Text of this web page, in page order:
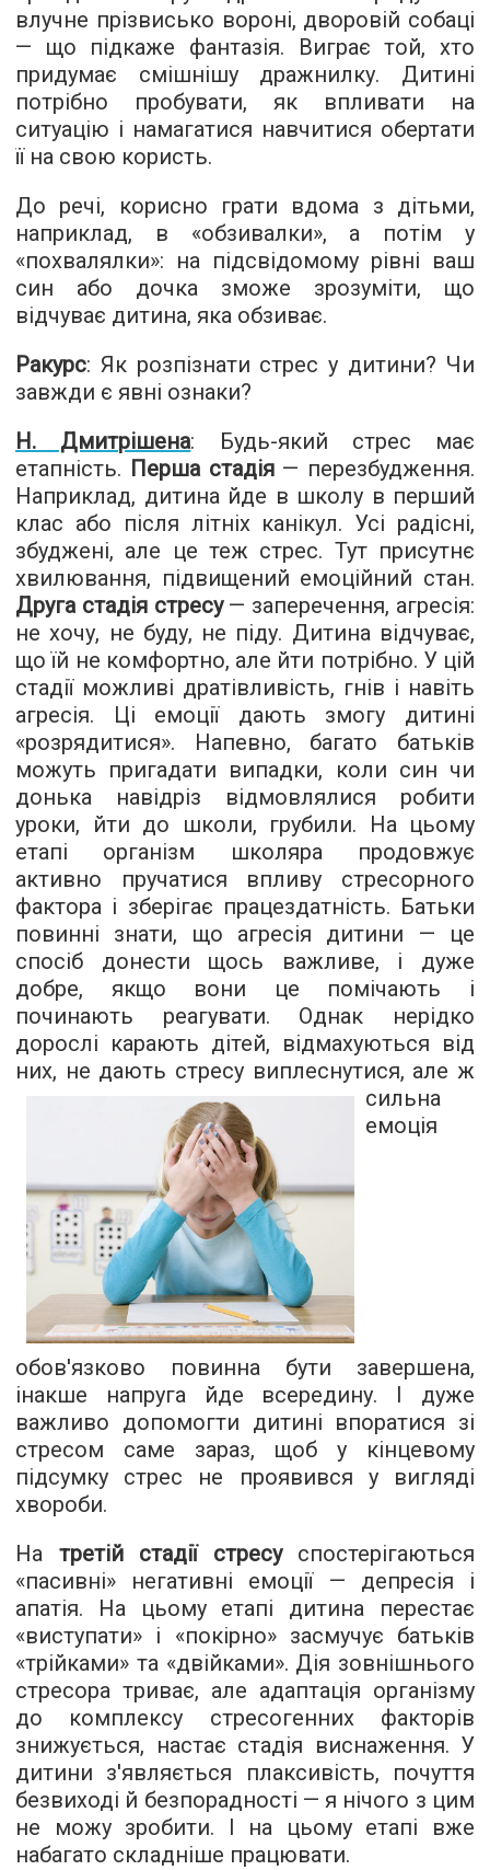
влучне прізвисько вороні, дворовій собаці
— що підкаже фантазія. Виграє той, хто
придумає смішнішу дражнилку. Дитині
потрібно пробувати, як впливати на
ситуацію і намагатися навчитися обертати
її на свою користь.
До речі, корисно грати вдома з дітьми,
наприклад, в «обзивалки», а потім у
«похвалялки»: на підсвідомому рівні ваш
син або дочка зможе зрозуміти, що
відчуває дитина, яка обзиває.
Ракурс: Як розпізнати стрес у дитини? Чи
завжди є явні ознаки?
Н. Дмитрішена: Будь-який стрес має
етапність. Перша стадія— перезбудження.
Наприклад, дитина йде в школу в перший
клас або після літніх канікул. Усі радісні,
збуджені, але це теж стрес. Тут присутнє
хвилювання, підвищений емоційний стан.
Друга стадія стресу— заперечення, агресія:
не хочу, не буду, не піду. Дитина відчуває,
що їй не комфортно, але йти потрібно. У цій
стадії можливі дратівливість, гнів і навіть
агресія. Ці емоції дають змогу дитині
«розрядитися». Напевно, багато батьків
можуть пригадати випадки, коли син чи
донька навідріз відмовлялися робити
уроки, йти до школи, грубили. На цьому
етапі організм школяра продовжує
активно пручатися впливу стресорного
фактора і зберігає працездатність. Батьки
повинні знати, що агресія дитини — це
спосіб донести щось важливе, і дуже
добре, якщо вони це помічають і
починають реагувати. Однак нерідко
дорослі карають дітей, відмахуються від
них, не дають стресу виплеснутися, але ж
сильна
емоція
обов'язково повинна бути завершена,
інакше напруга йде всередину. І дуже
важливо допомогти дитині впоратися зі
стресом саме зараз, щоб у кінцевому
підсумку стрес не проявився у вигляді
хвороби.
На третій стадії стресуспостерігаються
«пасивні» негативні емоції — депресія і
апатія. На цьому етапі дитина перестає
«виступати» і «покірно» засмучує батьків
«трійками» та «двійками». Дія зовнішнього
стресора триває, але адаптація організму
до комплексу стресогенних факторів
знижується, настає стадія виснаження. У
дитини з'являється плаксивість, почуття
безвиході й безпорадності — я нічого з цим
не можу зробити. І на цьому етапі вже
набагато складніше працювати.